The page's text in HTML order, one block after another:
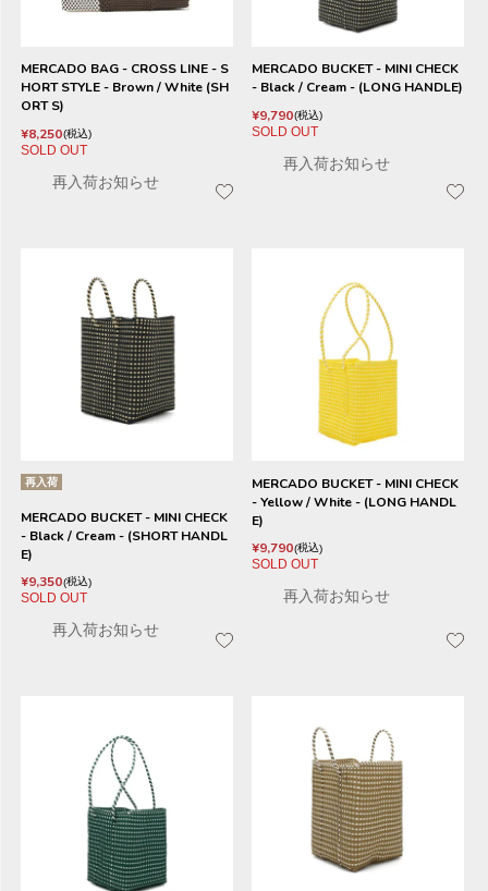
MERCADO BAG - CROSS LINE - S
HORT STYLE - Brown / White (SH
ORT S)
¥8,250 税込
SOLD OUT
再入荷お知らせ
MERCADO BUCKET - MINI CHECK
- Black / Cream - (LONG HANDLE)
¥9,790 税込
SOLD OUT
再入荷お知らせ
再入荷
MERCADO BUCKET - MINI CHECK
- Black / Cream - (SHORT HANDL
E)
¥9,350 税込
SOLD OUT
再入荷お知らせ
MERCADO BUCKET - MINI CHECK
- Yellow / White - (LONG HANDL
E)
¥9,790 税込
SOLD OUT
再入荷お知らせ